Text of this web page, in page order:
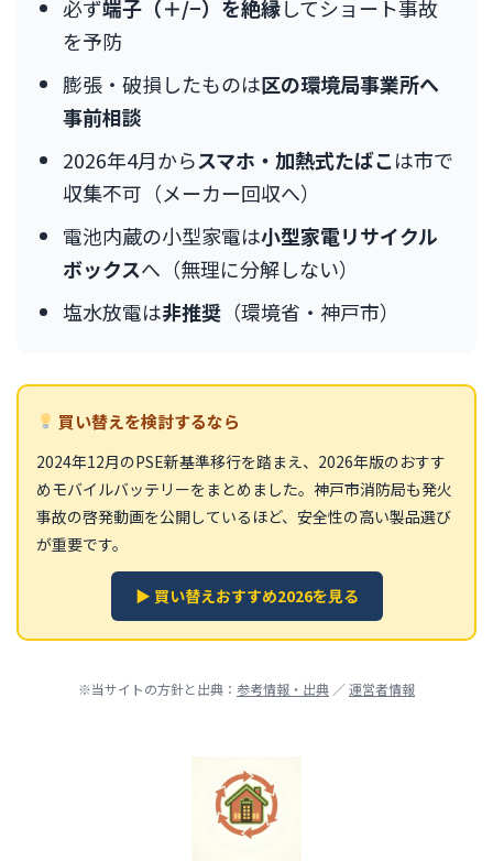
必ず端子（＋/−）を絶縁してショート事故
を予防
膨張・破損したものは区の環境局事業所へ
事前相談
2026年4月からスマホ・加熱式たばこは市で
収集不可（メーカー回収へ）
電池内蔵の小型家電は小型家電リサイクル
ボックスへ（無理に分解しない）
塩水放電は非推奨 （環境省・神戸市）
買い替えを検討するなら
2024年12月のPSE新基準移行を踏まえ、2026年版のおすす
めモバイルバッテリーをまとめました。神戸市消防局も発火
事故の啓発動画を公開しているほど、安全性の高い製品選び
が重要です。
▶ 買い替えおすすめ2026を見る
※当サイトの方針と出典： 参考情報・出典 ／運営者情報